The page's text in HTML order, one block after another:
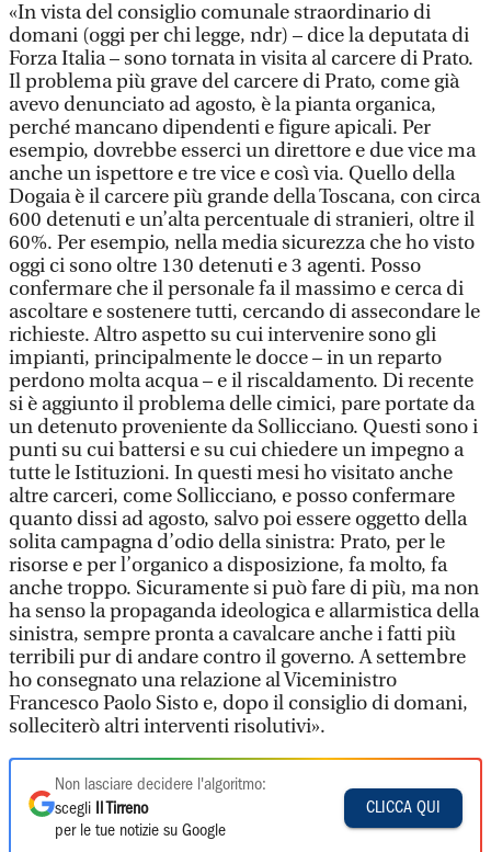
«In vista del consiglio comunale straordinario di
domani (oggi per chi legge, ndr) – dice la deputata di
Forza Italia – sono tornata in visita al carcere di Prato.
Il problema più grave del carcere di Prato, come già
avevo denunciato ad agosto, è la pianta organica,
perché mancano dipendenti e figure apicali. Per
esempio, dovrebbe esserci un direttore e due vice ma
anche un ispettore e tre vice e così via. Quello della
Dogaia è il carcere più grande della Toscana, con circa
600 detenuti e un’alta percentuale di stranieri, oltre il
60%. Per esempio, nella media sicurezza che ho visto
oggi ci sono oltre 130 detenuti e 3 agenti. Posso
confermare che il personale fa il massimo e cerca di
ascoltare e sostenere tutti, cercando di assecondare le
richieste. Altro aspetto su cui intervenire sono gli
impianti, principalmente le docce – in un reparto
perdono molta acqua – e il riscaldamento. Di recente
si è aggiunto il problema delle cimici, pare portate da
un detenuto proveniente da Sollicciano. Questi sono i
punti su cui battersi e su cui chiedere un impegno a
tutte le Istituzioni. In questi mesi ho visitato anche
altre carceri, come Sollicciano, e posso confermare
quanto dissi ad agosto, salvo poi essere oggetto della
solita campagna d’odio della sinistra: Prato, per le
risorse e per l’organico a disposizione, fa molto, fa
anche troppo. Sicuramente si può fare di più, ma non
ha senso la propaganda ideologica e allarmistica della
sinistra, sempre pronta a cavalcare anche i fatti più
terribili pur di andare contro il governo. A settembre
ho consegnato una relazione al Viceministro
Francesco Paolo Sisto e, dopo il consiglio di domani,
solleciterò altri interventi risolutivi».
Non lasciare decidere l'algoritmo:
scegli
Il Tirreno
per le tue notizie su Google
CLICCA QUI